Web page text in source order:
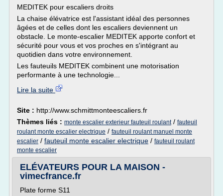
MEDITEK pour escaliers droits
La chaise élévatrice est l'assistant idéal des personnes
âgées et de celles dont les escaliers deviennent un
obstacle. Le monte-escalier MEDITEK apporte confort et
sécurité pour vous et vos proches en s'intégrant au
quotidien dans votre environnement.
Les fauteuils MEDITEK combinent une motorisation
performante à une technologie...
Lire la suite
Site : http://www.schmittmonteescaliers.fr
Thèmes liés : monte escalier exterieur fauteuil roulant/ fauteuil
roulant monte escalier electrique / fauteuil roulant manuel monte
escalier / fauteuil monte escalier electrique / fauteuil roulant
monte escalier
ELÉVATEURS POUR LA MAISON -
vimecfrance.fr
Plate forme S11